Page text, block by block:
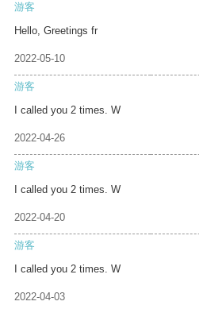
游客
Hello, Greetings fr
2022-05-10
游客
I called you 2 times. W
2022-04-26
游客
I called you 2 times. W
2022-04-20
游客
I called you 2 times. W
2022-04-03